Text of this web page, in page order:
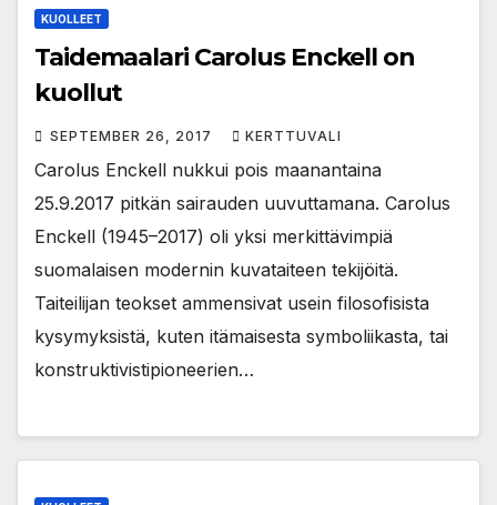
KUOLLEET
Taidemaalari Carolus Enckell on
kuollut
SEPTEMBER 26, 2017 KERTTUVALI
Carolus Enckell nukkui pois maanantaina
25.9.2017 pitkän sairauden uuvuttamana. Carolus
Enckell (1945–2017) oli yksi merkittävimpiä
suomalaisen modernin kuvataiteen tekijöitä.
Taiteilijan teokset ammensivat usein filosofisista
kysymyksistä, kuten itämaisesta symboliikasta, tai
konstruktivistipioneerien…